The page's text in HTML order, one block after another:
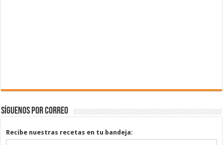
Síguenos por correo
Recibe nuestras recetas en tu bandeja: